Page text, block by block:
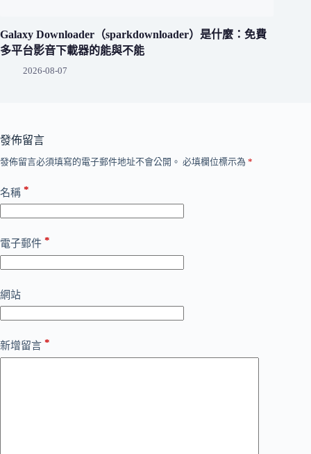
Galaxy Downloader（sparkdownloader）是什麼：免費
多平台影音下載器的能與不能
2026-08-07
發佈留言
發佈留言必須填寫的電子郵件地址不會公開。 必填欄位標示為 *
名稱 *
電子郵件 *
網站
新增留言 *